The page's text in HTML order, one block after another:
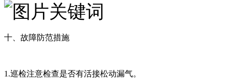
十、故障防范措施
1.巡检注意检查是否有活接松动漏气。